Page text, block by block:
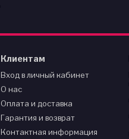
Клиентам
Вход в личный кабинет
О нас
Оплата и доставка
Гарантия и возврат
Контактная информация